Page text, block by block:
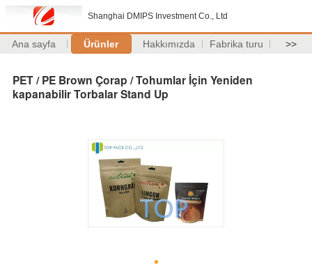
Shanghai DMIPS Investment Co., Ltd
Ana sayfa Ürünler Hakkımızda Fabrika turu >>
PET / PE Brown Çorap / Tohumlar İçin Yeniden
kapanabilir Torbalar Stand Up